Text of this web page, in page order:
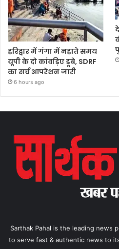
हरिद्वार में गंगा में नहाते समय
यूपी के दो कांवड़िए डूबे, SDRF
का सर्च आपरेशन जारी
6 hours ago
Sarthak Pahal is the leading news
to serve fast & authentic news to